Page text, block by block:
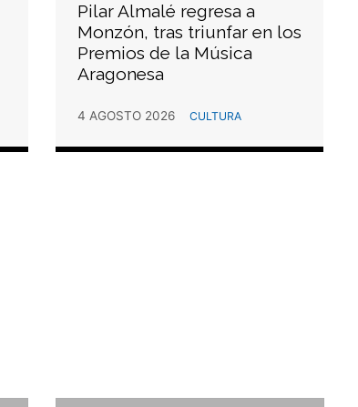
Pilar Almalé regresa a
Monzón, tras triunfar en los
Premios de la Música
Aragonesa
4 AGOSTO 2026 CULTURA